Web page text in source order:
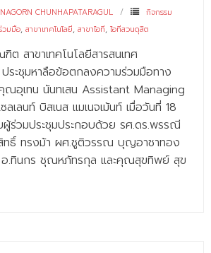
CHUNHAPATARAGUL
กิจกรรม
วมมือ, สาขาเทคโนโลยี, สาขาไอที, ไอทีสวนดุสิต
ต สาขาเทคโนโลยีสารสนเทศ
ระชุมหาลือข้อตกลงความร่วมมือทาง
ณอุเทน นันทเสน Assistant Managing
เลนท์ บิสเนส แมเนจเม้นท์ เมื่อวันที่ 18
ร่วมประชุมประกอบด้วย รศ.ดร.พรรณี
ทธิ์ ทรงม้า ผศ.ชูติวรรณ บุญอาชาทอง
.ทินกร ชุณหภัทรกุล และคุณสุขทิพย์ สุข